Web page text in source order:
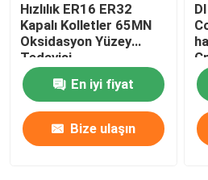
Hızlılık ER16 ER32
Kapalı Kolletler 65MN
Oksidasyon Yüzey
Tedavisi
En iyi fiyat
Bize ulaşın